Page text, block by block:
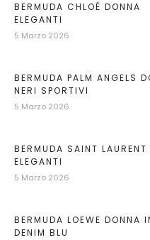
BERMUDA CHLOÉ DONNA
ELEGANTI
5 Marzo 2026
BERMUDA PALM ANGELS
NERI SPORTIVI
5 Marzo 2026
BERMUDA SAINT LAURENT
ELEGANTI
5 Marzo 2026
BERMUDA LOEWE DONNA
DENIM BLU